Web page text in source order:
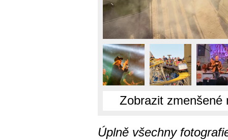
Zobrazit zmenšené
Úplně všechny